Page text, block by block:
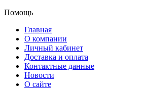
Помощь
Главная
О компании
Личный кабинет
Доставка и оплата
Контактные данные
Новости
О сайте